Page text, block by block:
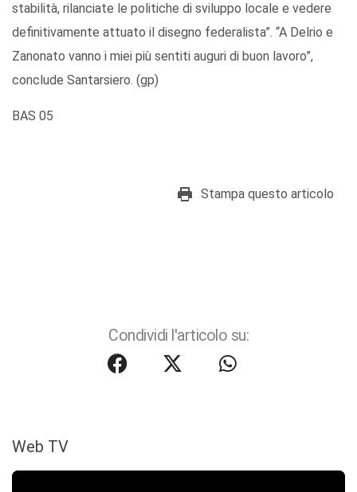
stabilità, rilanciate le politiche di sviluppo locale e vedere
definitivamente attuato il disegno federalista”. “A Delrio e
Zanonato vanno i miei più sentiti auguri di buon lavoro”,
conclude Santarsiero. (gp)
BAS 05
Stampa questo articolo
Condividi l'articolo su:
Web TV